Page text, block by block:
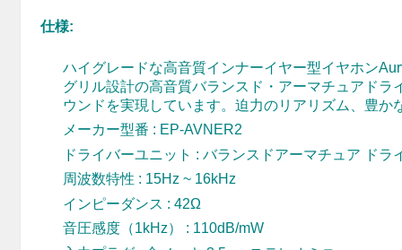
仕様:
ハイグレードな高音質インナーイヤー型イヤホン
グリル設計の高音質バランスド・アーマチュアド
ウンドを実現しています。迫力のリアリズム、豊か
メーカー型番 : EP-AVNER2
ドライバーユニット : バランスドアーマチュア ドラ
周波数特性 : 15Hz ~ 16kHz
インピーダンス : 42Ω
音圧感度（1kHz） : 110dB/mW